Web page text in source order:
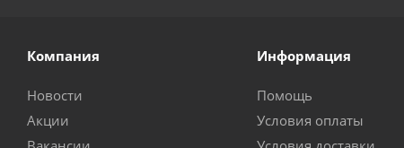
Компания
Новости
Акции
Информация
Помощь
Условия оплаты